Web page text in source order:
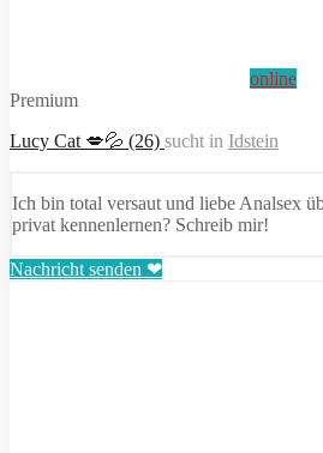
online
Premium
Lucy Cat 💋💦 (26) sucht in Idstein
Ich bin total versaut und liebe Analsex
privat kennenlernen? Schreib mir!
Nachricht senden ❤